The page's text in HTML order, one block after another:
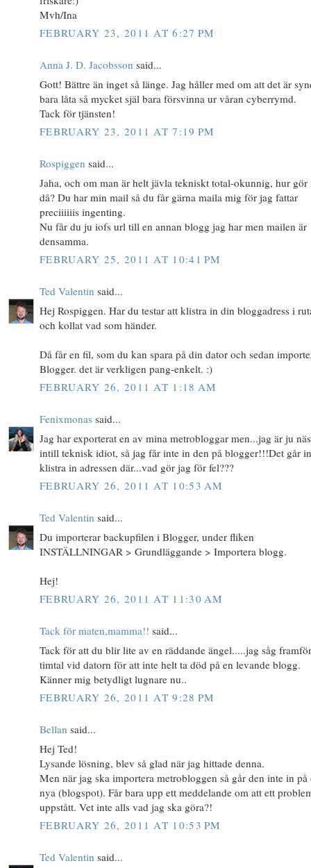
Mvh/Ina
FEBRUARY 23, 2011 AT 6:27 PM
Anna J. D. Jacobsson said...
Gott! Bättre än inget så länge. Jag håller med om att det är
bara låta så mycket själ bara försvinna ur våran cyberrymd.
Tack för tjänsten!
FEBRUARY 23, 2011 AT 7:19 PM
Rospiggen said...
Jaha, och om man är helt jävla tekniskt total-okunnig, hur gör
då? Du har min mail så du får gärna maila mig för jag fattar
preciiiiiis ingenting.
Nu får du ju iofs url till en annan blogg jag har men mailen är
densamma.
FEBRUARY 25, 2011 AT 10:41 PM
Ted Valentin said...
Hej Rospiggen. Har du testar att klistra in din bloggadress i
och kollat vad som händer.
Då får en fil, som du kan spara på din dator och sedan
Blogger. det är verkligen pang-enkelt. :)
FEBRUARY 26, 2011 AT 1:18 AM
Fenixmonas said...
Jag har exporterat en av mina metrobloggar men...jag är ju
intill teknisk idiot, så jag får inte in den på blogger!!!Det går
klistra in adressen där...vad gör jag för fel???
FEBRUARY 26, 2011 AT 10:53 AM
Ted Valentin said...
Du importerar backupfilen i Blogger, under fliken
INSTÄLLNINGAR > Grundläggande > Importera blogg.
Hej!
FEBRUARY 26, 2011 AT 11:30 AM
Tack för maten,mamma!! said...
Tack för att du blir lite av en räddande ängel.....jag såg
timtal vid datorn för att inte helt ta död på en levande blogg.
Känner mig betydligt lugnare nu..
FEBRUARY 26, 2011 AT 9:28 PM
Bellan said...
Hej Ted!
Lysande lösning, blev så glad när jag hittade denna.
Men när jag ska importera metrobloggen så går den inte in på
nya (blogspot). Får bara upp ett meddelande om att ett
uppstått. Vet inte alls vad jag ska göra?!
FEBRUARY 26, 2011 AT 10:53 PM
Ted Valentin said...